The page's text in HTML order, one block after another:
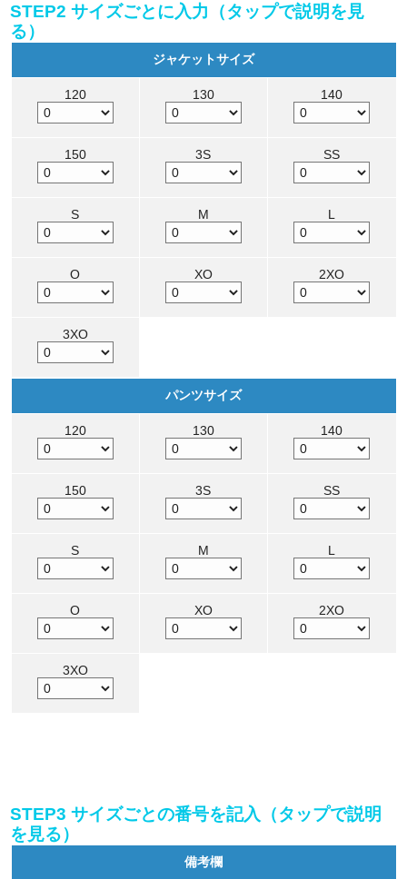
STEP2 サイズごとに入力（タップで説明を見
る）
ジャケットサイズ
120 130 140
150 3S SS
S M L
O XO 2XO
3XO
パンツサイズ
120 130 140
150 3S SS
S M L
O XO 2XO
3XO
STEP3 サイズごとの番号を記入（タップで説明
を見る）
備考欄